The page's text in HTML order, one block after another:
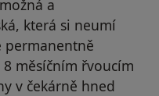
a
která si neumí
permanentně
měsíčním řvoucím
v čekárně hned